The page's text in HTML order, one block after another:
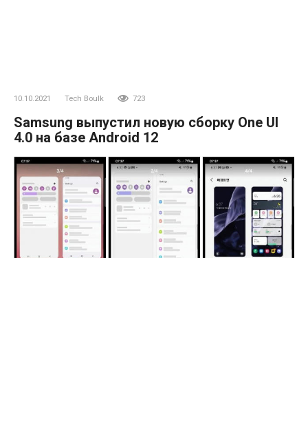
10.10.2021 Tech Boulk 723
Samsung выпустил новую сборку One UI
4.0 на базе Android 12